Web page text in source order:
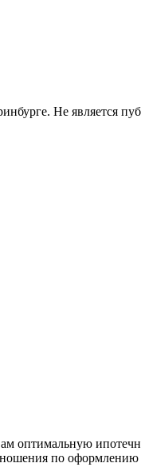
Не является
оптимальную
по оформлению